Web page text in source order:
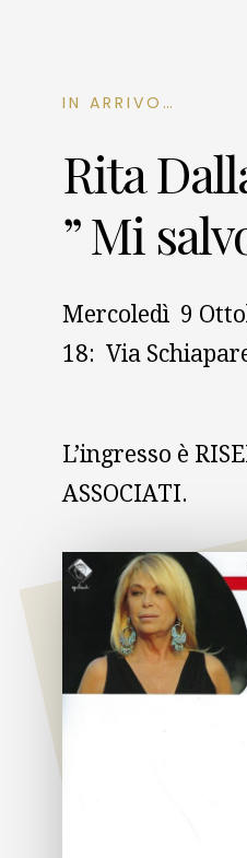
IN ARRIVO…
Rita
” Mi
Mercoledì 9
18: Via
L’ingresso è
ASSOCIATI.